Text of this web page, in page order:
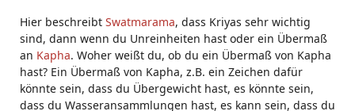
Hier beschreibt Swatmarama, dass Kriyas sehr wichtig
sind, dann wenn du Unreinheiten hast oder ein Übermaß
an Kapha. Woher weißt du, ob du ein Übermaß von Kapha
hast? Ein Übermaß von Kapha, z.B. ein Zeichen dafür
könnte sein, dass du Übergewicht hast, es könnte sein,
dass du Wasseransammlungen hast, es kann sein, dass du